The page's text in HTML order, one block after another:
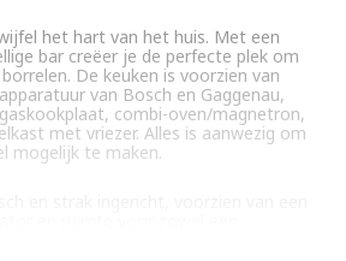
het hart van het huis. Met een
bar creëer je de perfecte plek om
De keuken is voorzien van
van Bosch en Gaggenau,
combi-oven/magnetron,
met vriezer. Alles is aanwezig om
mogelijk te maken.